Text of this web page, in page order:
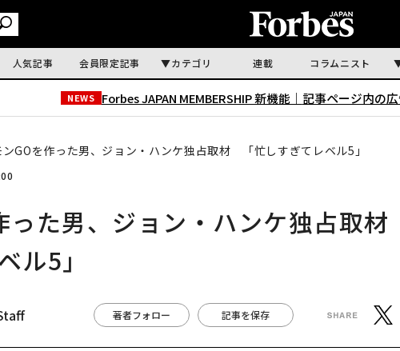
人気記事 会員限定記事 カテゴリ 連載 コラムニスト
NEWS Forbes JAPAN MEMBERSHIP 新機能｜ 記事ページ内の
GOを作った男、ジョン・ハンケ独占取材 「忙しすぎてレベル5」
った男、ジョン・ハンケ独占取材
ル5」
著者フォロー 記事を保存